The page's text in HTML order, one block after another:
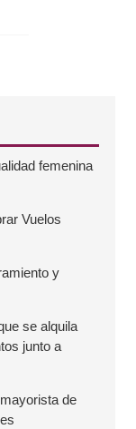
femenina
Vuelos
y
se alquila
junto a
de